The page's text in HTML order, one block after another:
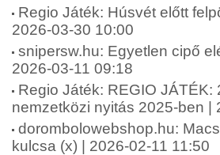
Regio Játék: Húsvét előtt
2026-03-30 10:00
snipersw.hu: Egyetlen cipő
2026-03-11 09:18
Regio Játék: REGIO JÁTÉK:
nemzetközi nyitás 2025-ben |
dorombolowebshop.hu:
kulcsa (x) | 2026-02-11 11:50